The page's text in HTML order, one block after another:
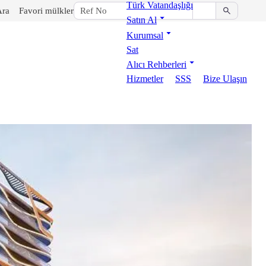
Favori mülkler
Türk Vatandaşlığı
Satın Al
Kurumsal
Sat
Alıcı Rehberleri
Hizmetler
SSS Bize Ulaşın